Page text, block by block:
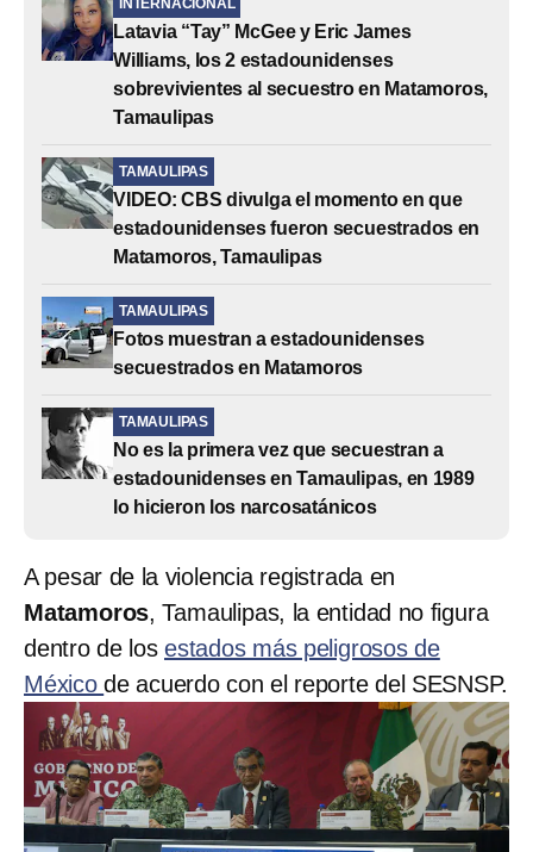
INTERNACIONAL
Latavia “Tay” McGee y Eric James
Williams, los 2 estadounidenses
sobrevivientes al secuestro en Matamoros,
Tamaulipas
TAMAULIPAS
VIDEO: CBS divulga el momento en que
estadounidenses fueron secuestrados en
Matamoros, Tamaulipas
TAMAULIPAS
Fotos muestran a estadounidenses
secuestrados en Matamoros
TAMAULIPAS
No es la primera vez que secuestran a
estadounidenses en Tamaulipas, en 1989
lo hicieron los narcosatánicos
A pesar de la violencia registrada en
Matamoros, Tamaulipas, la entidad no figura
dentro de losestados más peligrosos de
Méxicode acuerdo con el reporte del SESNSP.